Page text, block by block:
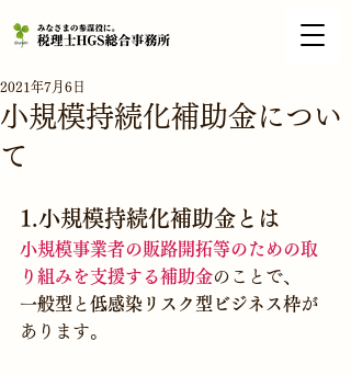
小規模持続化補助金につい
て
2021年7月6日
1.小規模持続化補助金とは
小規模事業者の販路開拓等のための取
り組みを支援する補助金のことで、
一般型 と 低感染リスク型ビジネス枠が
あります。